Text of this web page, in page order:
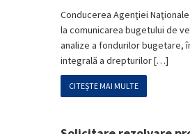
Conducerea Agenţiei
la comunicarea bugetului de
analize a fondurilor bugetare,
integrală a drepturilor […]
CITEȘTE MAI MULTE